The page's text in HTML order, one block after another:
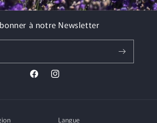
à notre Newsletter
FacebookInstagram
Langue